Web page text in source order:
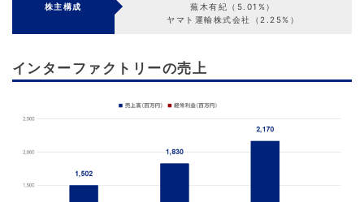
株主構成
蕪木有紀（5.01%）
ヤマト運輸株式会社（2.25%）
インターファクトリーの売上